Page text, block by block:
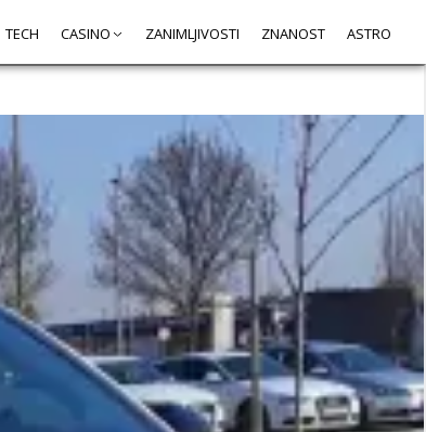
TECH CASINO ZANIMLJIVOSTI ZNANOST ASTRO